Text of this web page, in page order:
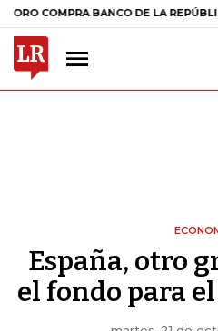
BANCO DE LA REPÚBLICA $
España, otro
el fondo para